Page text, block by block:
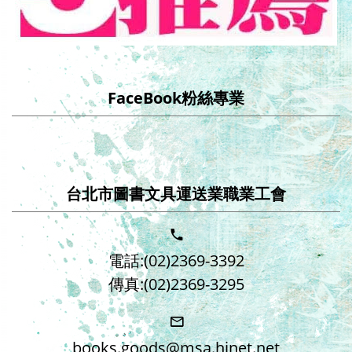
FaceBook粉絲專業
台北市圖書文具運送業職業工會
電話:(02)2369-3392
傳真:(02)2369-3295
books.goods@msa.hinet.net